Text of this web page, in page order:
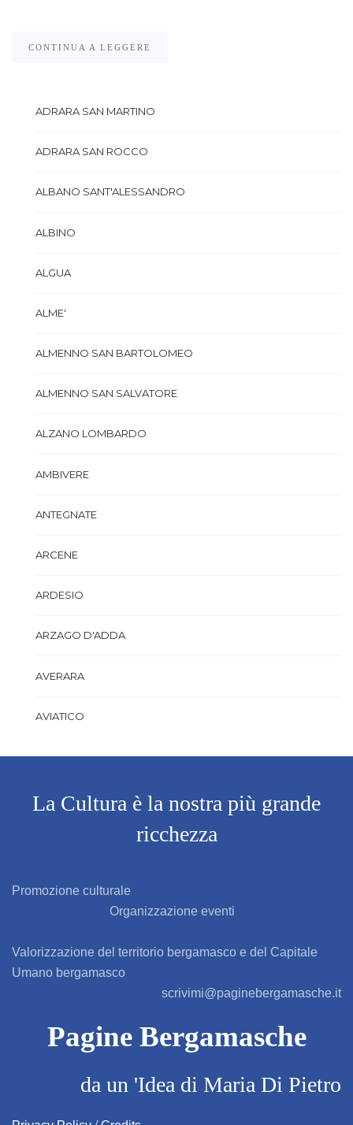
CONTINUA A LEGGERE
ADRARA SAN MARTINO
ADRARA SAN ROCCO
ALBANO SANT'ALESSANDRO
ALBINO
ALGUA
ALME'
ALMENNO SAN BARTOLOMEO
ALMENNO SAN SALVATORE
ALZANO LOMBARDO
AMBIVERE
ANTEGNATE
ARCENE
ARDESIO
ARZAGO D'ADDA
AVERARA
AVIATICO
AZZANO SAN PAOLO
AZZONE
BARIANO
BEDULITA
BERBENNO
BERZO SAN FERMO
La Cultura è la nostra più grande
ricchezza
Promozione culturale
Organizzazione eventi
Valorizzazione del territorio bergamasco e del Capitale
Umano bergamasco
scrivimi@paginebergamasche.it
Pagine Bergamasche
da un 'Idea di Maria Di Pietro